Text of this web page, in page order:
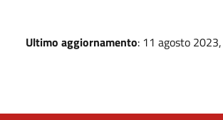
Ultimo aggiornamento: 11 agosto